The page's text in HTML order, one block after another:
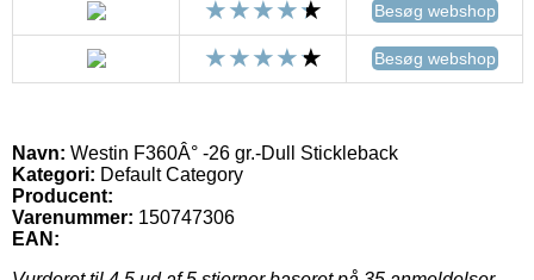
Besøg webshop
Besøg webshop
Navn: Westin F360Â° -26 gr.-Dull Stickleback
Kategori: Default Category
Producent:
Varenummer: 150747306
EAN: